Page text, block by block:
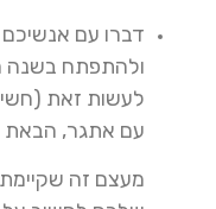
דברו עם אנשיכם
ולהתפתח בשנה
לעשות זאת
עם אתגר, הבאת
מעצם זה